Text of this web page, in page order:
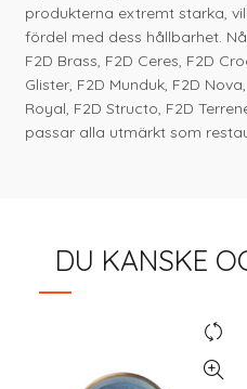
produkterna extremt starka,
fördel med dess hållbarhet.
F2D Brass, F2D Ceres, F2D
Glister, F2D Munduk, F2D
Royal, F2D Structo, F2D
passar alla utmärkt som
DU KANSKE